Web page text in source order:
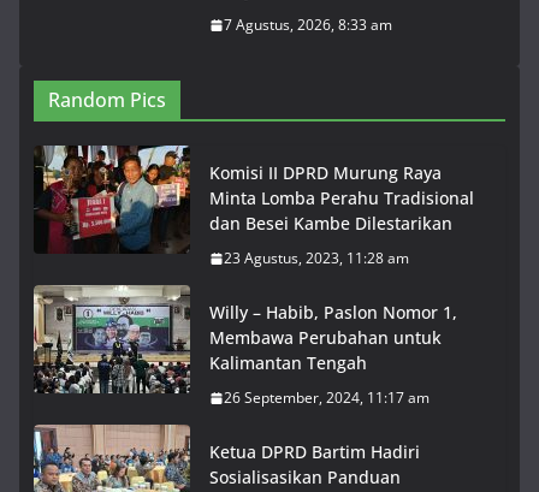
7 Agustus, 2026, 8:33 am
Random Pics
Komisi II DPRD Murung Raya
Minta Lomba Perahu Tradisional
dan Besei Kambe Dilestarikan
23 Agustus, 2023, 11:28 am
Willy – Habib, Paslon Nomor 1,
Membawa Perubahan untuk
Kalimantan Tengah
26 September, 2024, 11:17 am
Ketua DPRD Bartim Hadiri
Sosialisasikan Panduan